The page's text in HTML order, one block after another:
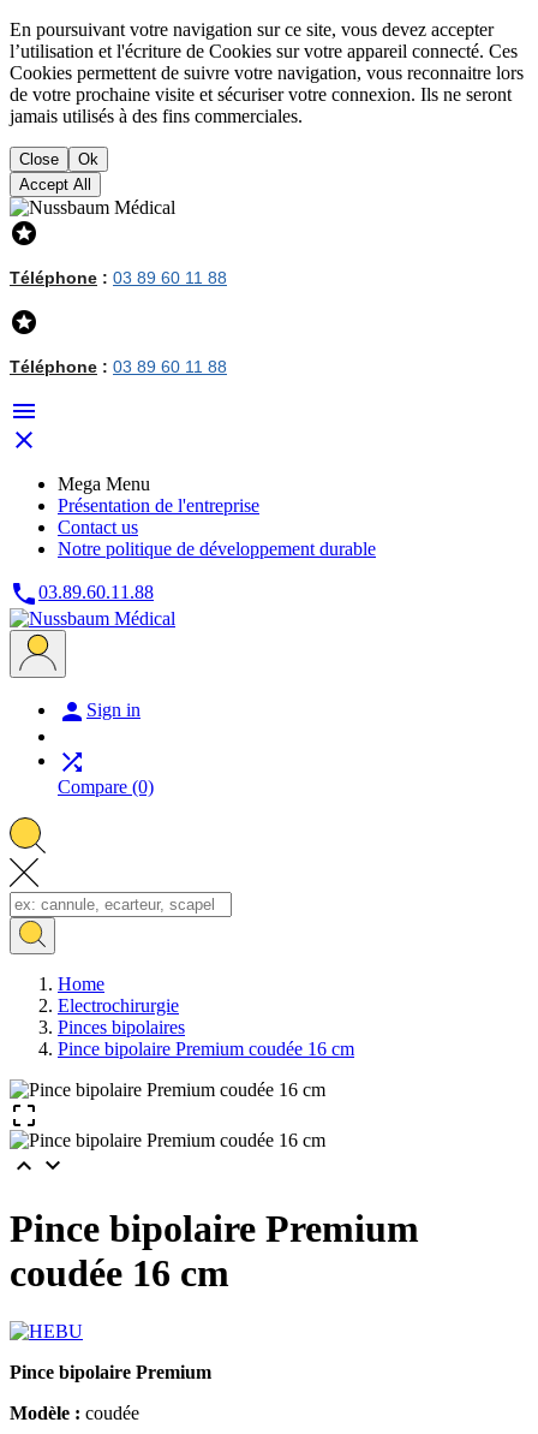
En poursuivant votre navigation sur ce site, vous devez accepter
l’utilisation et l'écriture de Cookies sur votre appareil connecté. Ces
Cookies permettent de suivre votre navigation, vous reconnaitre lors
de votre prochaine visite et sécuriser votre connexion. Ils ne seront
jamais utilisés à des fins commerciales.
Close
Ok
Accept All

Téléphone : 03 89 60 11 88

Téléphone : 03 89 60 11 88


Mega Menu
Présentation de l'entreprise
Contact us
Notre politique de développement durable
03.89.60.11.88
 Sign in

Compare (0)
Home
Electrochirurgie
Pinces bipolaires
Pince bipolaire Premium coudée 16 cm

 
Pince bipolaire Premium
coudée 16 cm
Pince bipolaire Premium
Modèle : coudée